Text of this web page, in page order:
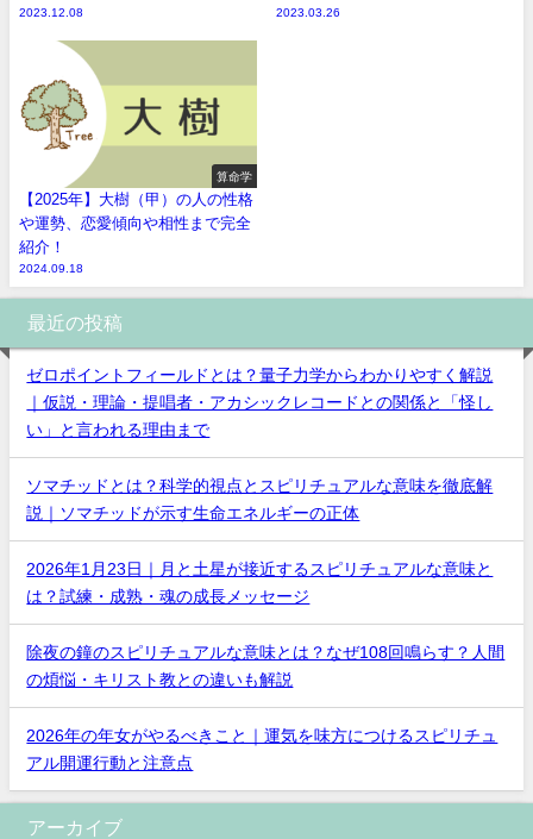
2023.12.08 2023.03.26
算命学
【2025年】大樹（甲）の人の性格
や運勢、恋愛傾向や相性まで完全
紹介！
2024.09.18
最近の投稿
ゼロポイントフィールドとは？量子力学からわかりやすく解説
｜仮説・理論・提唱者・アカシックレコードとの関係と「怪し
い」と言われる理由まで
ソマチッドとは？科学的視点とスピリチュアルな意味を徹底解
説｜ソマチッドが示す生命エネルギーの正体
2026年1月23日｜月と土星が接近するスピリチュアルな意味と
は？試練・成熟・魂の成長メッセージ
除夜の鐘のスピリチュアルな意味とは？なぜ108回鳴らす？人間
の煩悩・キリスト教との違いも解説
2026年の年女がやるべきこと｜運気を味方につけるスピリチュ
アル開運行動と注意点
アーカイブ